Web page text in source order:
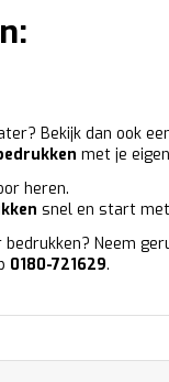
Bekijk dan ook
met je
heren.
snel en start
Neem
0180-721629.